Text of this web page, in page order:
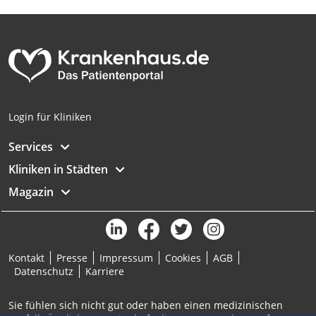
Login für Kliniken
Services
Kliniken in Städten
Magazin
Kontakt Presse Impressum Cookies
AGB
Datenschutz
Karriere
Sie fühlen sich nicht gut oder haben einen medizinischen
Analyse von Zielgruppen durch Statistiken
Entwicklung und Verbesserung der
Angebote
Verwendung reduzierter Daten zur Auswahl
von Inhalten
IAB-Besonderheiten:
Verwendung genauer Standortdaten
Geräte anhand von aktiv angeforderten
Informationen identifizieren
Nicht-IAB-Verarbeitungszwecke:
Notwendig
Funktional